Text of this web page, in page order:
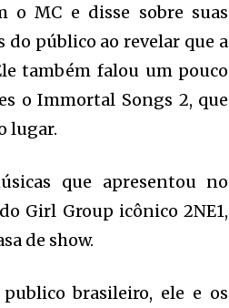
o MC e disse sobre suas
público ao revelar que a
também falou um pouco
o Immortal Songs 2, que
lugar.
que apresentou no
Girl Group icônico 2NE1,
de show.
brasileiro, ele e os